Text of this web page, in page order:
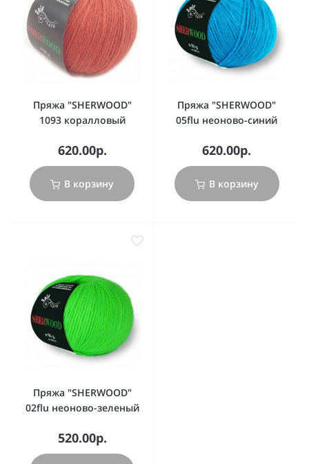
Пряжа "SHERWOOD"
1093 коралловый
620.00р.
В корзину
Пряжа "SHERWOOD"
05flu неоново-синий
620.00р.
В корзину
Пряжа "SHERWOOD"
02flu неоново-зеленый
520.00р.